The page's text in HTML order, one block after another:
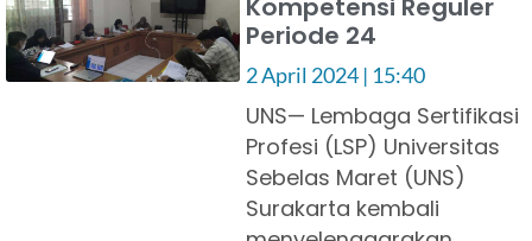
Kompetensi Reguler
Periode 24
2 April 2024 15:40
UNS— Lembaga Sertifikasi
Profesi (LSP) Universitas
Sebelas Maret (UNS)
Surakarta kembali